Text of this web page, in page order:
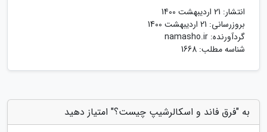
انتشار: 21 اردیبهشت 1400
بروزرسانی: 21 اردیبهشت 1400
گردآورنده: namasho.ir
شناسه مطلب: 1668
به "فرق فاند و اسکالرشیپ چیست؟" امتیاز دهید